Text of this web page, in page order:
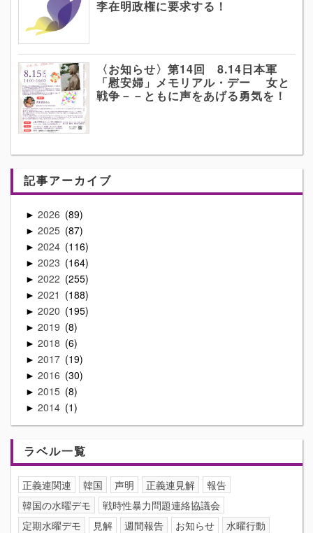
李在明政権に要求する！
〈お知らせ〉第14回 8.14日本軍
「慰安婦」メモリアル・デー 女と
戦争－－ともに声をあげる勇気を！
記事アーカイブ
► 2026 89
► 2025 87
► 2024 116
► 2023 164
► 2022 255
► 2021 188
► 2020 195
► 2019 8
► 2018 6
► 2017 19
► 2016 30
► 2015 8
► 2014 1
ラベル一覧
正義連関連 韓国 声明 正義連見解
報告
韓国の水曜デモ
戦時性暴力問題連絡協議会
定期水曜デモ
見解 週間報告 お知らせ
水曜行動